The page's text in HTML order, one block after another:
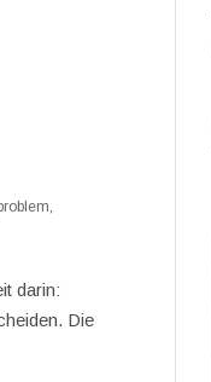
darin:
Die